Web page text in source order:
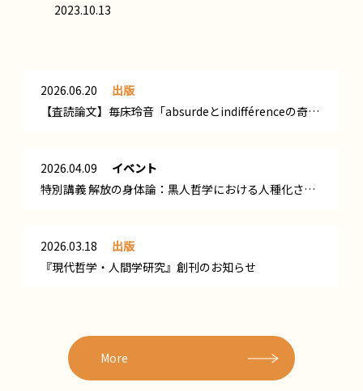
2023.10.13
2026.06.20
出版
【査読論文】毎床玲音「absurdeとindifférenceの奇妙な「共存」：『シーシュポスの神話』第一部の精読と再解釈」
2026.04.09
イベント
特別講義 解放の身体論：黒人哲学における人種化される肉体と京都学派哲学における「ほどける身体」の比較研究の開催
2026.03.18
出版
『現代哲学・人間学研究』創刊のお知らせ
More